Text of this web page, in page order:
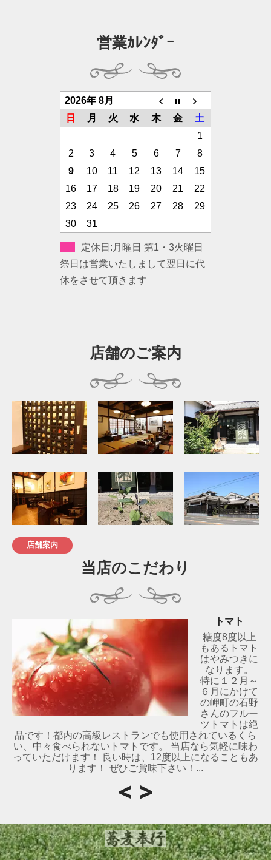
営業ｶﾚﾝﾀﾞｰ
2026年 8月
日
月 火 水 木 金
土
1
2
3 4 5 6 7
8
9
10 11 12 13 14
15
16
17 18 19 20 21
22
23
24 25 26 27 28
29
30
31
定休日:月曜日 第1・3火曜日
祭日は営業いたしまして翌日に代
休をさせて頂きます
店舗のご案内
店舗案内
当店のこだわり
トマト
糖度8度以上
もあるトマト
はやみつきに
なります。
特に１２月～
６月にかけて
の岬町の石野
さんのフルー
ツトマトは絶
品です！都内の高級レストランでも使用されているくら
い、中々食べられないトマトです。 当店なら気軽に味わ
っていただけます！ 良い時は、12度以上になることもあ
ります！ ぜひご賞味下さい！...